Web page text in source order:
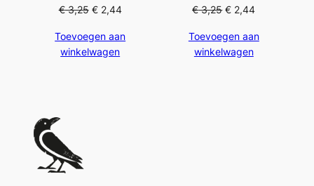
€3,25 €2,44
Toevoegen aan
winkelwagen
€3,25 € 2,44
Toevoegen aan
winkelwagen